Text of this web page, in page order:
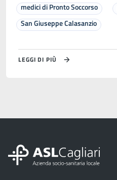
medici di Pronto Soccorso
San Giuseppe Calasanzio
LEGGI DI PIÙ